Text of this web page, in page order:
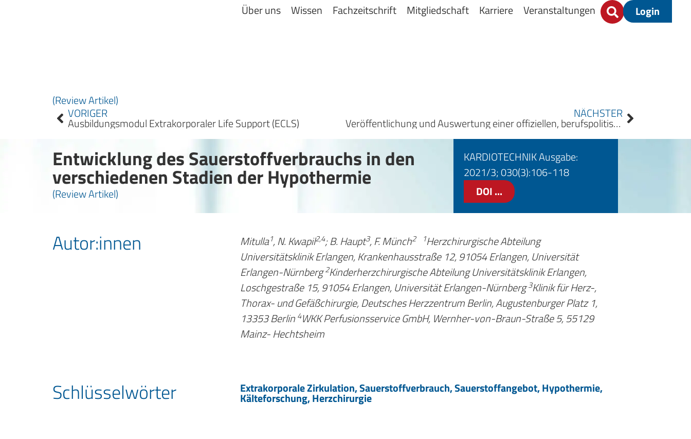
Über uns Wissen Fachzeitschrift Mitgliedschaft Karriere Veranstaltungen Login
(Review Artikel)
VORIGER
Ausbildungsmodul Extrakorporaler Life Support (ECLS)
NÄCHSTER
Veröffentlichung und Auswertung einer offiziellen, berufspolitischen Umfrage unter Perfusionist*innen in Deutschland 2020
Entwicklung des Sauerstoffverbrauchs in den
verschiedenen Stadien der Hypothermie
(Review Artikel)
KARDIOTECHNIK Ausgabe:
2021/3; 030(3):106-118
DOI ...
Autor:innen Mitulla1, N. Kwapil2,4; B. Haupt3, F. Münch2 1Herzchirurgische Abteilung
Universitätsklinik Erlangen, Krankenhausstraße 12, 91054 Erlangen, Universität
Erlangen-Nürnberg 2Kinderherzchirurgische Abteilung Universitätsklinik Erlangen,
Loschgestraße 15, 91054 Erlangen, Universität Erlangen-Nürnberg 3Klinik für Herz-,
Thorax- und Gefäßchirurgie, Deutsches Herzzentrum Berlin, Augustenburger Platz 1,
13353 Berlin 4WKK Perfusionsservice GmbH, Wernher-von-Braun-Straße 5, 55129
Mainz- Hechtsheim
Schlüssel­wörter Extrakorporale Zirkulation, Sauerstoffverbrauch, Sauerstoffangebot, Hypothermie,
Kälteforschung, Herzchirurgie